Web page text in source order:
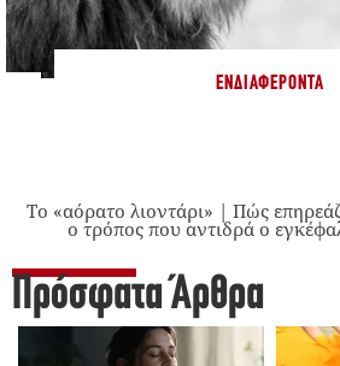
ΕΝΔΙΑΦΈΡΟΝΤΑ
Το «αόρατο λιοντάρι» | Πώς
ο τρόπος που αντιδρά ο
Πρόσφατα Άρθρα